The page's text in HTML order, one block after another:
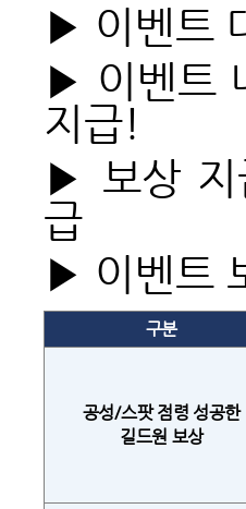
▶ 이벤트
▶ 이벤트
지급!
▶ 보상 지
급
▶ 이벤트
구분
공성/스팟 점령 성공한
길드원 보상